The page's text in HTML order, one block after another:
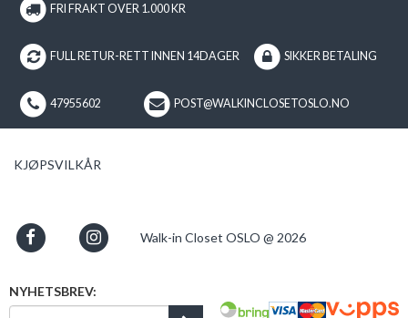
FRI FRAKT OVER 1.000 KR
FULL RETUR-RETT INNEN 14DAGER SIKKER BETALING
47955602 POST@WALKINCLOSETOSLO.NO
KJØPSVILKÅR
Walk-in Closet OSLO @ 2026
NYHETSBREV: